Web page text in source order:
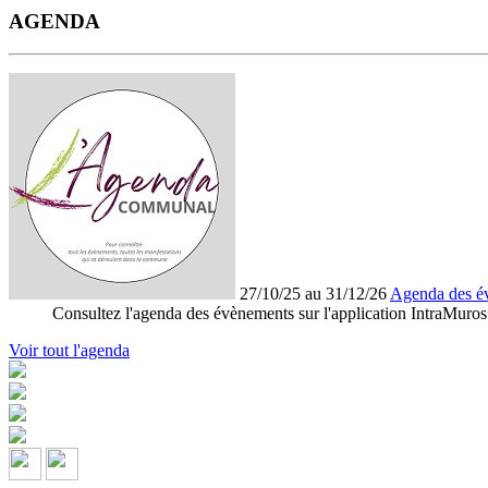
AGENDA
27/10/25 au 31/12/26 Agenda des
Consultez l'agenda des évènements sur l'application IntraMuros
Voir tout l'agenda